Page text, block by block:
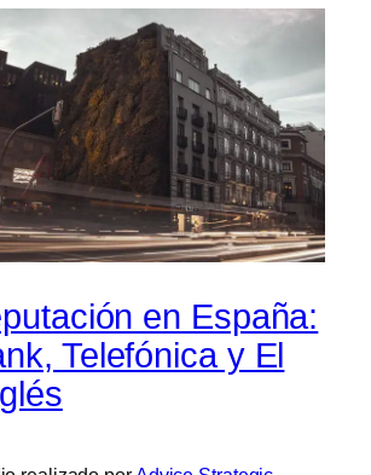
en España:
Telefónica y El